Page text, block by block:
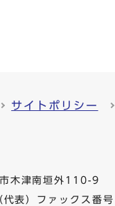
サイトポリシー
木津南垣外110-9
代表）ファックス